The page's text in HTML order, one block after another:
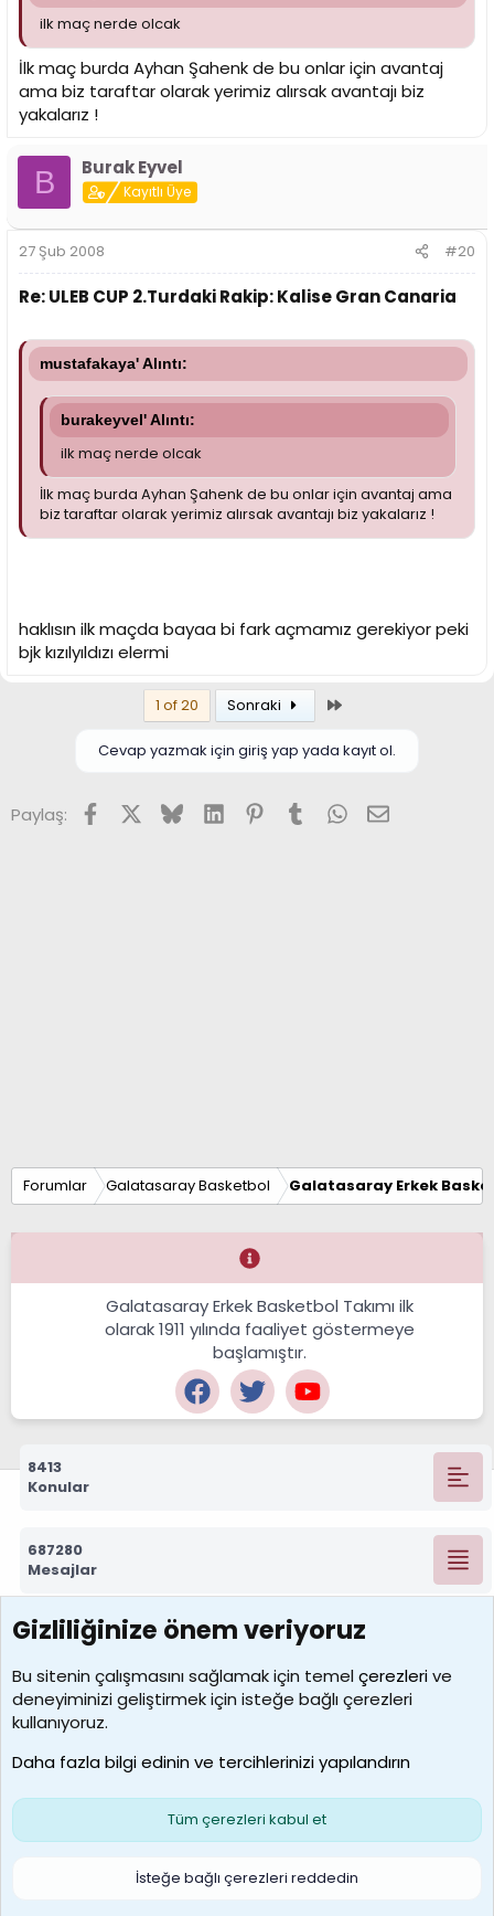
ilk maç nerde olcak
İlk maç burda Ayhan Şahenk de bu onlar için avantaj
ama biz taraftar olarak yerimiz alırsak avantajı biz
yakalarız !
B Burak Eyvel
Kayıtlı Üye
27 Şub 2008 #20
Re: ULEB CUP 2.Turdaki Rakip: Kalise Gran Canaria
mustafakaya' Alıntı:
burakeyvel' Alıntı:
ilk maç nerde olcak
İlk maç burda Ayhan Şahenk de bu onlar için avantaj ama
biz taraftar olarak yerimiz alırsak avantajı biz yakalarız !
haklısın ilk maçda bayaa bi fark açmamız gerekiyor peki
bjk kızılyıldızı elermi
1 of 20 Sonraki
Cevap yazmak için giriş yap yada kayıt ol.
Paylaş: FacebookX (Twitter)
BlueskyLinkedInPinterest
TumblrWhatsApp
E-posta
Forumlar Galatasaray Basketbol Galatasaray Erkek
Galatasaray Erkek Basketbol Takımı ilk
olarak 1911 yılında faaliyet göstermeye
başlamıştır.
8413
Konular
687280
Mesajlar
7389
Kullanıcılar
idriskaancelik
Son üye
Çerezler
S
Gizliliğinize önem veriyoruz
Bu sitenin çalışmasını sağlamak için temelçerezlerive
deneyiminizi geliştirmek için isteğe bağlı çerezleri
kullanıyoruz.
Daha fazla bilgi edinin ve tercihlerinizi yapılandırın
Tüm çerezleri kabul et
İsteğe bağlı çerezleri reddedin